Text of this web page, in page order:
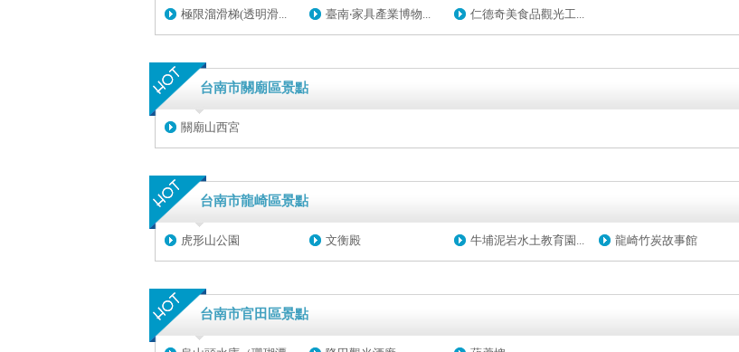
極限溜滑梯(透明滑...
臺南‧家具產業博物... 仁德奇美食品觀光工...
台南市關廟區景點
關廟山西宮
台南市龍崎區景點
虎形山公園 文衡殿 牛埔泥岩水土教育園... 龍崎竹炭故事館
台南市官田區景點